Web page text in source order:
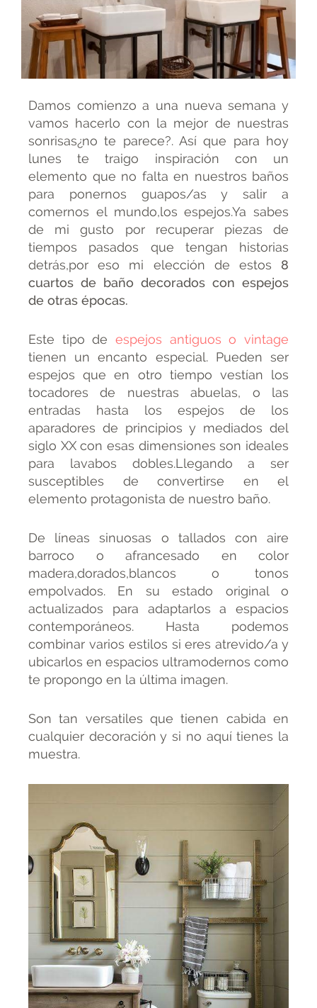
Damos comienzo a una nueva semana y
vamos hacerlo con la mejor de nuestras
sonrisas¿no te parece?. Así que para hoy
lunes te traigo inspiración con un
elemento que no falta en nuestros baños
para ponernos guapos/as y salir a
comernos el mundo,los espejos.Ya sabes
de mi gusto por recuperar piezas de
tiempos pasados que tengan historias
detrás,por eso mi elección de estos 8
cuartos de baño decorados con espejos
de otras épocas.
Este tipo de espejos antiguos o vintage
tienen un encanto especial. Pueden ser
espejos que en otro tiempo vestían los
tocadores de nuestras abuelas, o las
entradas hasta los espejos de los
aparadores de principios y mediados del
siglo XX con esas dimensiones son ideales
para lavabos dobles.Llegando a ser
susceptibles de convertirse en el
elemento protagonista de nuestro baño.
De líneas sinuosas o tallados con aire
barroco o afrancesado en color
madera,dorados,blancos o tonos
empolvados. En su estado original o
actualizados para adaptarlos a espacios
contemporáneos. Hasta podemos
combinar varios estilos si eres atrevido/a y
ubicarlos en espacios ultramodernos como
te propongo en la última imagen.
Son tan versatiles que tienen cabida en
cualquier decoración y si no aquí tienes la
muestra.